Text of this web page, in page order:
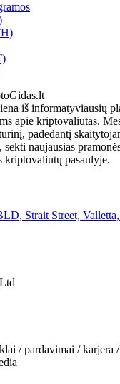
iš informatyviausių
apie kriptovaliutas.
padedantį
naujausias
kriptovaliutų pasaulyje.
Strait Street,
/ pardavimai / karjera /